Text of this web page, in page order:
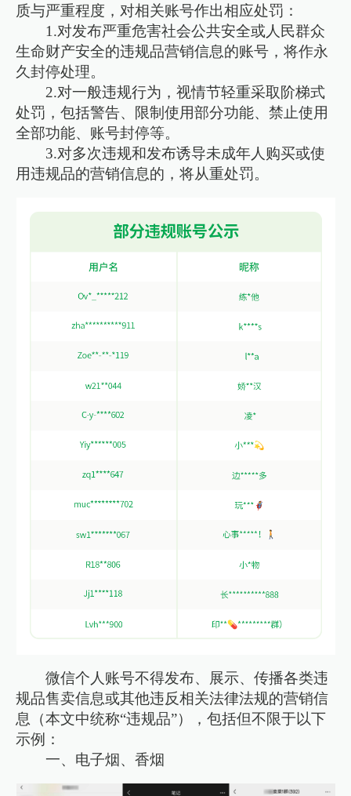
质与严重程度，对相关账号作出相应处罚：
1.对发布严重危害社会公共安全或人民群众
生命财产安全的违规品营销信息的账号，将作永
久封停处理。
2.对一般违规行为，视情节轻重采取阶梯式
处罚，包括警告、限制使用部分功能、禁止使用
全部功能、账号封停等。
3.对多次违规和发布诱导未成年人购买或使
用违规品的营销信息的，将从重处罚。
微信个人账号不得发布、展示、传播各类违
规品售卖信息或其他违反相关法律法规的营销信
息（本文中统称“违规品”），包括但不限于以下
示例：
一、电子烟、香烟